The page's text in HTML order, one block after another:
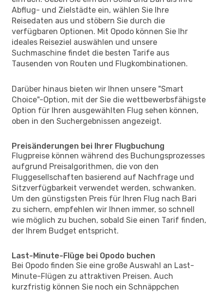
Abflug- und Zielstädte ein, wählen Sie Ihre
Reisedaten aus und stöbern Sie durch die
verfügbaren Optionen. Mit Opodo können Sie Ihr
ideales Reiseziel auswählen und unsere
Suchmaschine findet die besten Tarife aus
Tausenden von Routen und Flugkombinationen.
Darüber hinaus bieten wir Ihnen unsere "Smart
Choice"-Option, mit der Sie die wettbewerbsfähigste
Option für Ihren ausgewählten Flug sehen können,
oben in den Suchergebnissen angezeigt.
Preisänderungen bei Ihrer Flugbuchung
Flugpreise können während des Buchungsprozesses
aufgrund Preisalgorithmen, die von den
Fluggesellschaften basierend auf Nachfrage und
Sitzverfügbarkeit verwendet werden, schwanken.
Um den günstigsten Preis für Ihren Flug nach Bari
zu sichern, empfehlen wir Ihnen immer, so schnell
wie möglich zu buchen, sobald Sie einen Tarif finden,
der Ihrem Budget entspricht.
Last-Minute-Flüge bei Opodo buchen
Bei Opodo finden Sie eine große Auswahl an Last-
Minute-Flügen zu attraktiven Preisen. Auch
kurzfristig können Sie noch ein Schnäppchen